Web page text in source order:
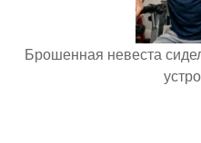
Брошенная невеста